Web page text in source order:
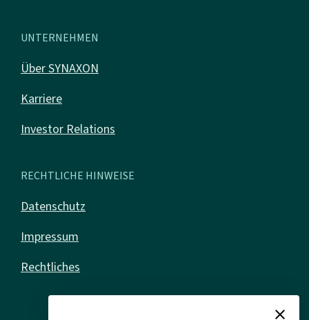
UNTERNEHMEN
Über SYNAXON
Karriere
Investor Relations
RECHTLICHE HINWEISE
Datenschutz
Impressum
Rechtliches
close